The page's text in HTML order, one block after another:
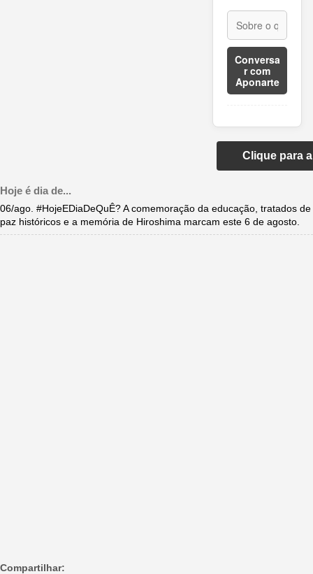
Conversa
r com
Aponarte
Clique para
Hoje é dia de...
06/ago. #HojeEDiaDeQuÊ? A comemoração da educação, tratados de
paz históricos e a memória de Hiroshima marcam este 6 de agosto.
Compartilhar: